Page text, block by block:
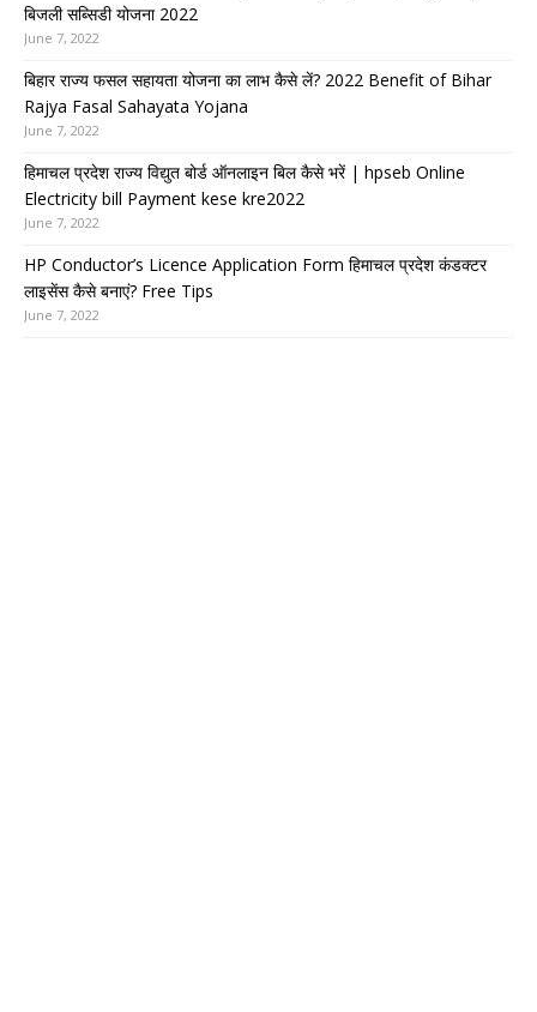
बिजली सब्सिडी योजना 2022
June 7, 2022
बिहार राज्य फसल सहायता योजना का लाभ कैसे लें? 2022 Benefit of Bihar
Rajya Fasal Sahayata Yojana
June 7, 2022
हिमाचल प्रदेश राज्य विद्युत बोर्ड ऑनलाइन बिल कैसे भरें | hpseb Online
Electricity bill Payment kese kre2022
June 7, 2022
HP Conductor’s Licence Application Form हिमाचल प्रदेश कंडक्टर
लाइसेंस कैसे बनाएं? Free Tips
June 7, 2022